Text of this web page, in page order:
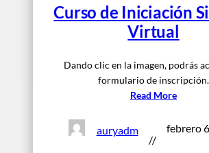
Curso de Iniciación
Virtual
Dando clic en la imagen, podrás
formulario de inscripción.
Read More
auryadm
//
febrero